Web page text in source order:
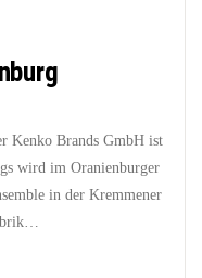
Kenko Brands GmbH ist
wird im Oranienburger
in der Kremmener